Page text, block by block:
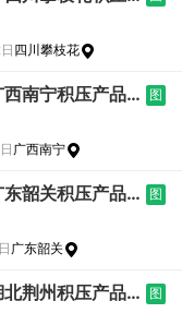
四川攀枝花
南宁积压产品
图
广西南宁
韶关积压产品
图
广东韶关
荆州积压产品
图